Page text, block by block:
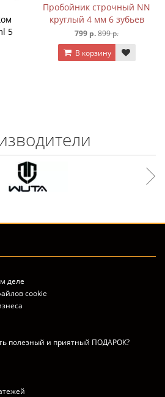
5
Пробойник строчный NN
круглый 4 мм 6 зубьев
799 р.899 р.
В корзину
деле
cookie
полезный и приятный ПОДАРОК?